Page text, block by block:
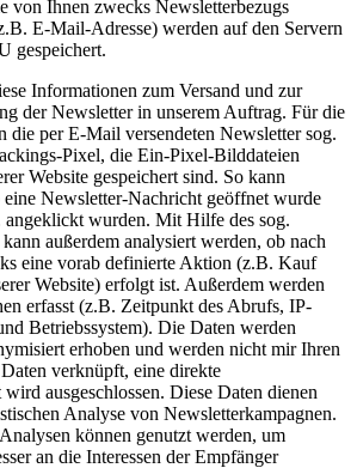
von Ihnen zwecks Newsletterbezugs
E-Mail-Adresse) werden auf den Servern
gespeichert.
Informationen zum Versand und zur
der Newsletter in unserem Auftrag. Für die
die per E-Mail versendeten Newsletter sog.
Pixel, die Ein-Pixel-Bilddateien
Website gespeichert sind. So kann
eine Newsletter-Nachricht geöffnet wurde
wurden. Mit Hilfe des sog.
außerdem analysiert werden, ob nach
eine vorab definierte Aktion (z.B. Kauf
Website) erfolgt ist. Außerdem werden
erfasst (z.B. Zeitpunkt des Abrufs, IP-
Betriebssystem). Die Daten werden
erhoben und werden nicht mir Ihren
verknüpft, eine direkte
ausgeschlossen. Diese Daten dienen
Analyse von Newsletterkampagnen.
können genutzt werden, um
an die Interessen der Empfänger